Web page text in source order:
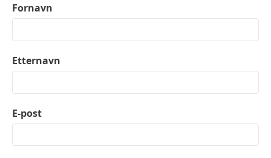
Fornavn
Etternavn
E-post